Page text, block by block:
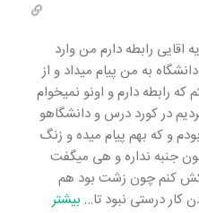
با یه اقایی رابطه دارم من وارد
به من پیام میداد و از
دارم و اونو نمیخوام
در کورد درس و دانشگاهو
و که بهم پیام میده و زنگ
جنبه نداره و هی میگفت
کنم چون زشت بود هم
کار درستی نبود تا… بیشتر